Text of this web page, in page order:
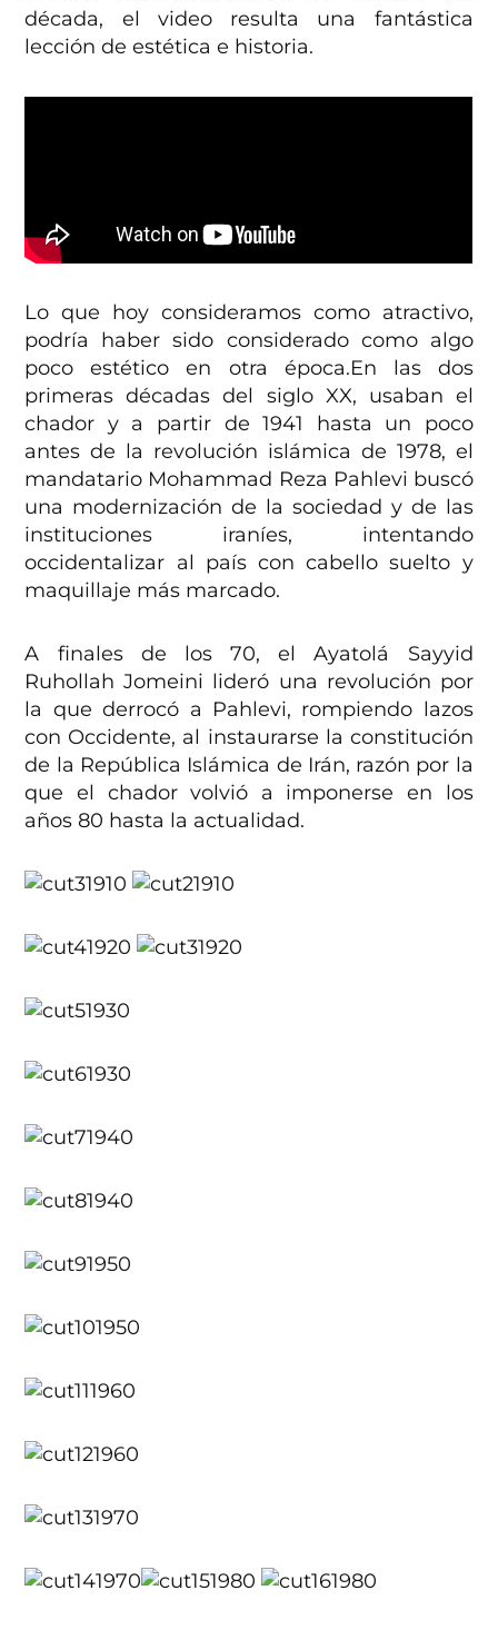
década, el video resulta una fantástica
lección de estética e historia.
Lo que hoy consideramos como atractivo,
podría haber sido considerado como algo
poco estético en otra época.En las dos
primeras décadas del siglo XX, usaban el
chador y a partir de 1941 hasta un poco
antes de la revolución islámica de 1978, el
mandatario Mohammad Reza Pahlevi buscó
una modernización de la sociedad y de las
instituciones iraníes, intentando
occidentalizar al país con cabello suelto y
maquillaje más marcado.
A finales de los 70, el Ayatolá Sayyid
Ruhollah Jomeini lideró una revolución por
la que derrocó a Pahlevi, rompiendo lazos
con Occidente, al instaurarse la constitución
de la República Islámica de Irán, razón por la
que el chador volvió a imponerse en los
años 80 hasta la actualidad.